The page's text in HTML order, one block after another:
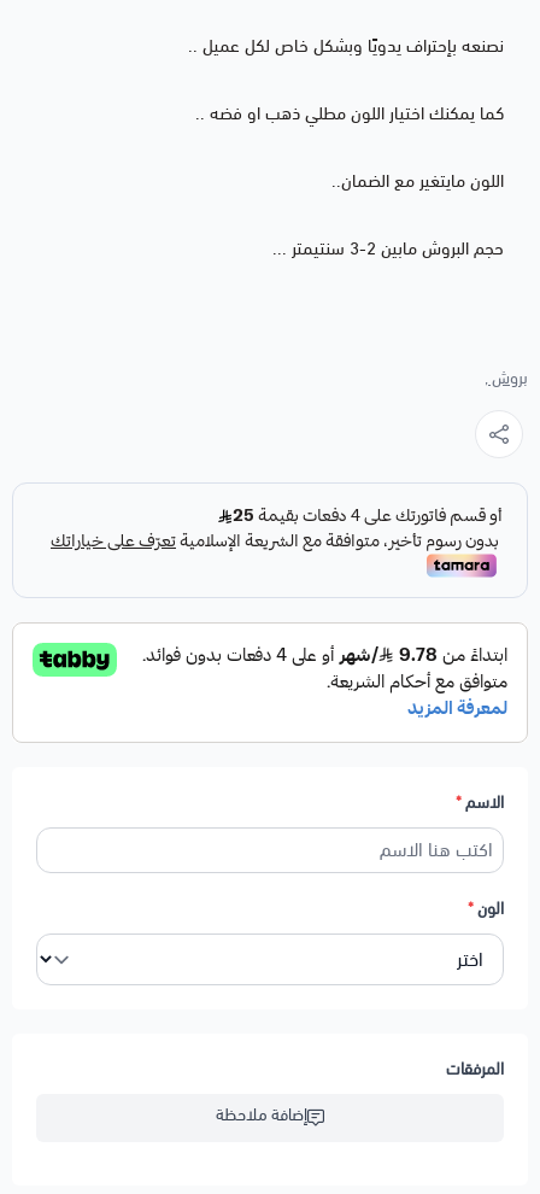
نصنعه بإحتراف يدويًا وبشكل خاص لكل عميل ..
كما يمكنك اختيار اللون مطلي ذهب او فضه ..
اللون مايتغير مع الضمان..
حجم البروش مابين 2-3 سنتيمتر ...
بروش ,
الاسم*
الون*
المرفقات
إضافة ملاحظة